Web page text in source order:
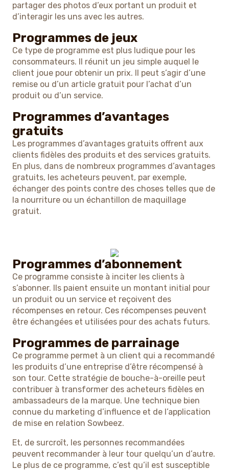
partager des photos d’eux portant un produit et
d’interagir les uns avec les autres.
Programmes de jeux
Ce type de programme est plus ludique pour les
consommateurs. Il réunit un jeu simple auquel le
client joue pour obtenir un prix. Il peut s’agir d’une
remise ou d’un article gratuit pour l’achat d’un
produit ou d’un service.
Programmes d’avantages
gratuits
Les programmes d’avantages gratuits offrent aux
clients fidèles des produits et des services gratuits.
En plus, dans de nombreux programmes d’avantages
gratuits, les acheteurs peuvent, par exemple,
échanger des points contre des choses telles que de
la nourriture ou un échantillon de maquillage
gratuit.
Programmes d’abonnement
Ce programme consiste à inciter les clients à
s’abonner. Ils paient ensuite un montant initial pour
un produit ou un service et reçoivent des
récompenses en retour. Ces récompenses peuvent
être échangées et utilisées pour des achats futurs.
Programmes de parrainage
Ce programme permet à un client qui a recommandé
les produits d’une entreprise d’être récompensé à
son tour. Cette stratégie de bouche-à-oreille peut
contribuer à transformer des acheteurs fidèles en
ambassadeurs de la marque. Une technique bien
connue du marketing d’influence et de l’application
de mise en relation Sowbeez.
Et, de surcroît, les personnes recommandées
peuvent recommander à leur tour quelqu’un d’autre.
Le plus de ce programme, c’est qu’il est susceptible